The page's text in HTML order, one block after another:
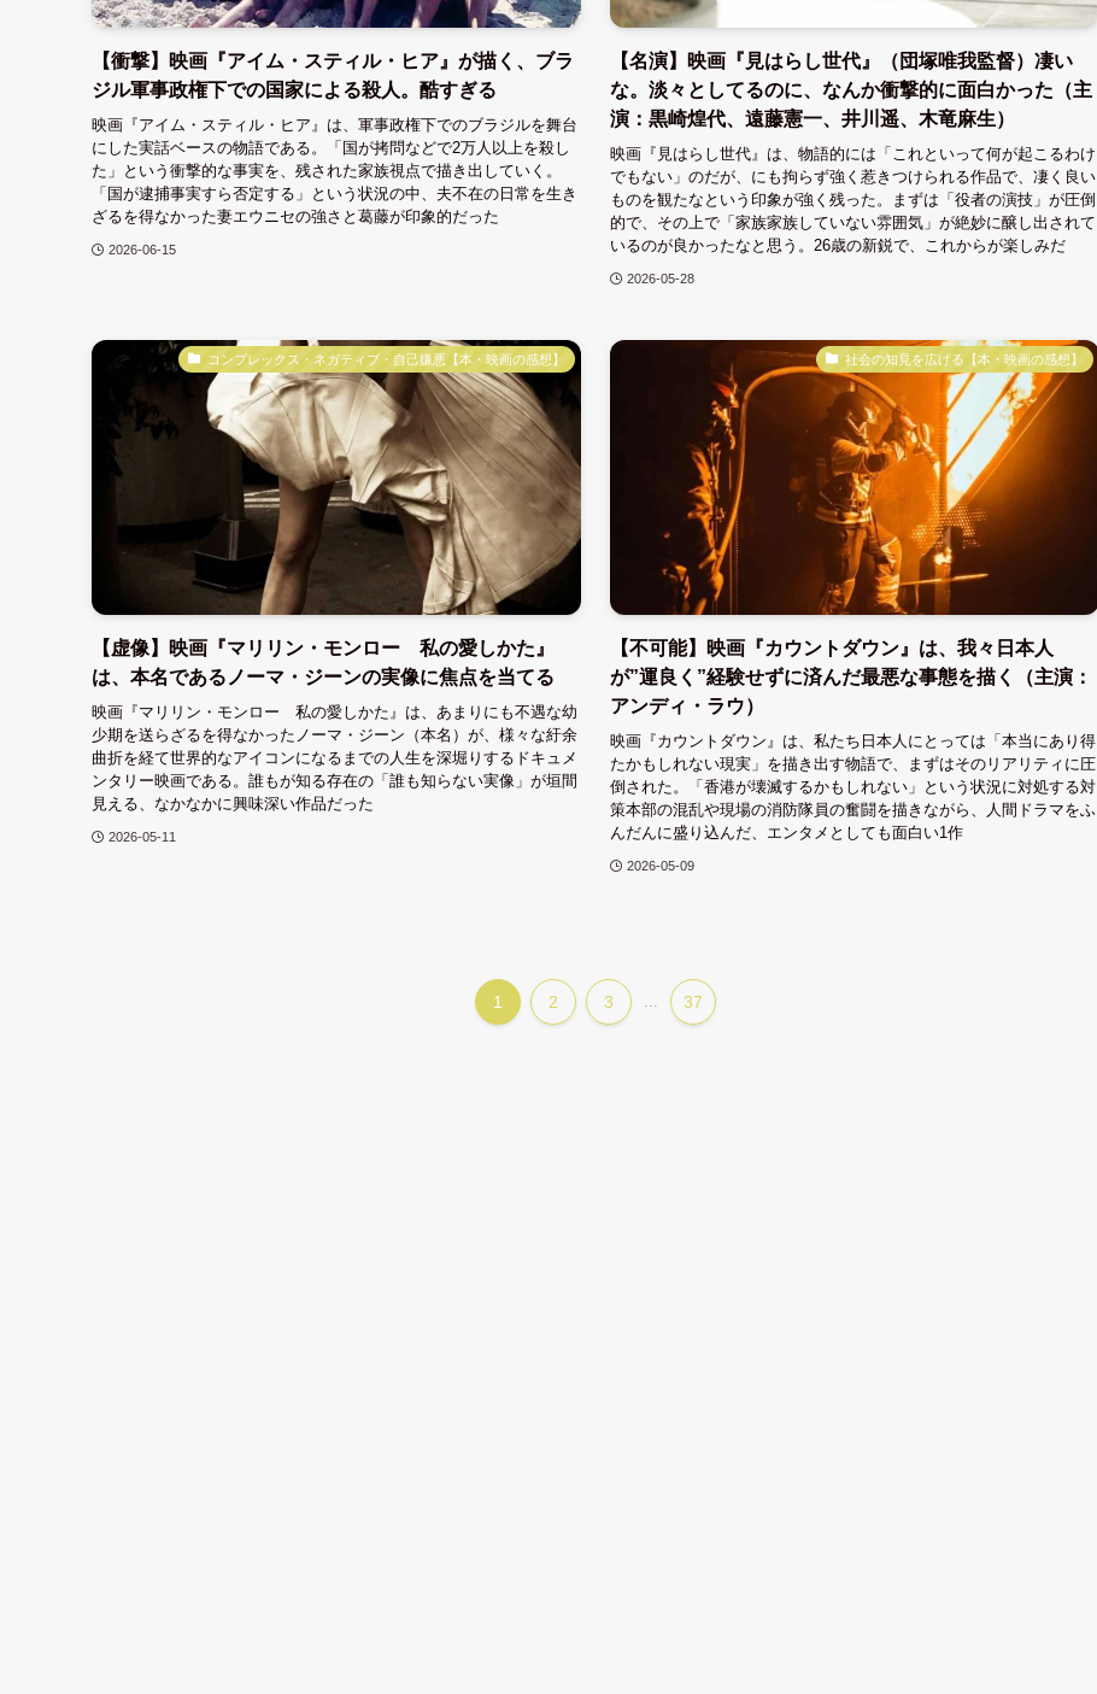
【衝撃】映画『アイム・スティル・ヒア』が描く、ブラ
ジル軍事政権下での国家による殺人。酷すぎる
映画『アイム・スティル・ヒア』は、軍事政権下でのブラジルを舞台
にした実話ベースの物語である。「国が拷問などで2万人以上を殺し
た」という衝撃的な事実を、残された家族視点で描き出していく。
「国が逮捕事実すら否定する」という状況の中、夫不在の日常を生き
ざるを得なかった妻エウニセの強さと葛藤が印象的だった
2026-06-15
【名演】映画『見はらし世代』（団塚唯我監督）凄い
な。淡々としてるのに、なんか衝撃的に面白かった（主
演：黒崎煌代、遠藤憲一、井川遥、木竜麻生）
映画『見はらし世代』は、物語的には「これといって何が起こるわけ
でもない」のだが、にも拘らず強く惹きつけられる作品で、凄く良い
ものを観たなという印象が強く残った。まずは「役者の演技」が圧倒
的で、その上で「家族家族していない雰囲気」が絶妙に醸し出されて
いるのが良かったなと思う。26歳の新鋭で、これからが楽しみだ
2026-05-28
コンプレックス・ネガティブ・自己嫌悪【本・映画の感想】
【虚像】映画『マリリン・モンロー 私の愛しかた』
は、本名であるノーマ・ジーンの実像に焦点を当てる
映画『マリリン・モンロー 私の愛しかた』は、あまりにも不遇な幼
少期を送らざるを得なかったノーマ・ジーン（本名）が、様々な紆余
曲折を経て世界的なアイコンになるまでの人生を深堀りするドキュメ
ンタリー映画である。誰もが知る存在の「誰も知らない実像」が垣間
見える、なかなかに興味深い作品だった
2026-05-11
社会の知見を広げる【本・映画の感想】
【不可能】映画『カウントダウン』は、我々日本人
が”運良く”経験せずに済んだ最悪な事態を描く（主演：
アンディ・ラウ）
映画『カウントダウン』は、私たち日本人にとっては「本当にあり得
たかもしれない現実」を描き出す物語で、まずはそのリアリティに圧
倒された。「香港が壊滅するかもしれない」という状況に対処する対
策本部の混乱や現場の消防隊員の奮闘を描きながら、人間ドラマをふ
んだんに盛り込んだ、エンタメとしても面白い1作
2026-05-09
1 2 3 37